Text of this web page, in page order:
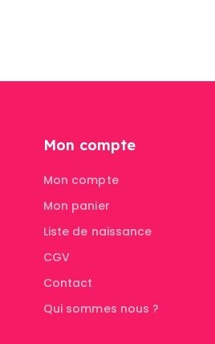
Mon compte
Mon compte
Mon panier
Liste de naissance
CGV
Contact
Qui sommes nous ?